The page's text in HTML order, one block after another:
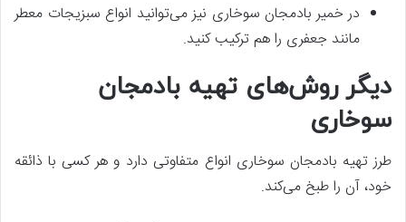
در خمیر بادمجان سوخاری نیز می‌توانید انواع سبزیجات معطر
مانند جعفری را هم ترکیب کنید.
دیگر روش‌های تهیه بادمجان
سوخاری
طرز تهیه بادمجان سوخاری انواع متفاوتی دارد و هر کسی با ذائقه
خود، آن را طبخ می‌کند.